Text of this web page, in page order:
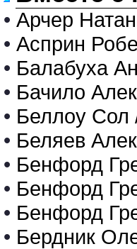
• Арчер
• Асприн
• Балабуха
• Бачило
• Беллоу Сол
• Беляев
• Бенфорд
• Бенфорд
• Бенфорд
• Бердник